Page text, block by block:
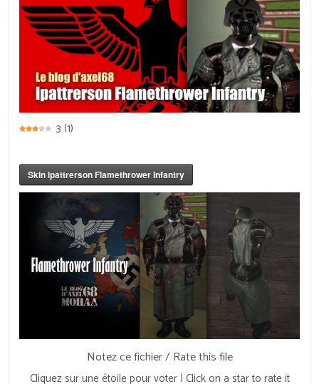
3 (1)
Skin lpattrerson Flamethrower Infantry
Notez ce fichier / Rate this file
Cliquez sur une étoile pour voter | Click on a star to rate it